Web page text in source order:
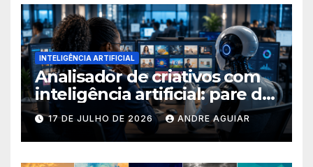
INTELIGÊNCIA ARTIFICIAL
Analisador de criativos com
inteligência artificial: pare de
postar porcaria!
17 DE JULHO DE 2026 ANDRE AGUIAR